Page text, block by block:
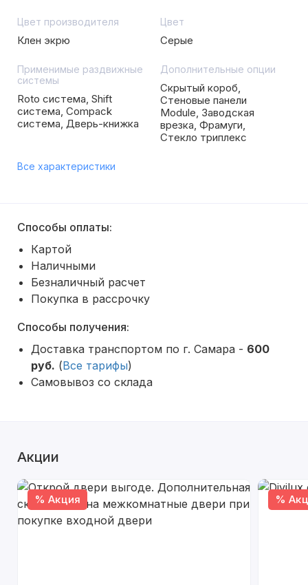
Цвет производителя
Клен экрю
Цвет
Серые
Применимые раздвижные
системы
Roto система, Shift
система, Compack
система, Дверь-книжка
Дополнительные опции
Скрытый короб,
Стеновые панели
Module, Заводская
врезка, Фрамуги,
Стекло триплекс
Все характеристики
Способы оплаты:
Картой
Наличными
Безналичный расчет
Покупка в рассрочку
Способы получения:
Доставка транспортом по г. Самара - 600
руб. (Все тарифы)
Самовывоз со склада
Акции
% Акция %